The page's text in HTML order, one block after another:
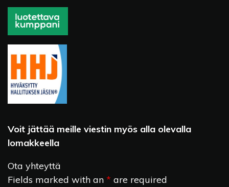
Voit jättää meille viestin myös alla olevalla
lomakkeella
Ota yhteyttä
Fields marked with an * are required